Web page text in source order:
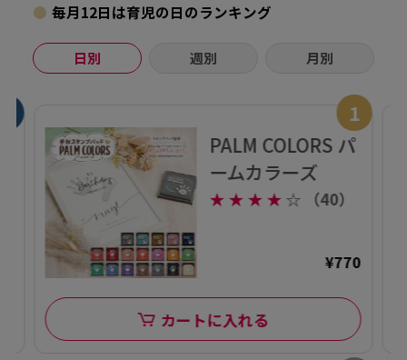
毎月12日は育児の日のランキング
日別 週別 月別
1
PALM COLORS パ
ームカラーズ
★ ★ ★ ★ ☆ （40）
¥770
カートに入れる